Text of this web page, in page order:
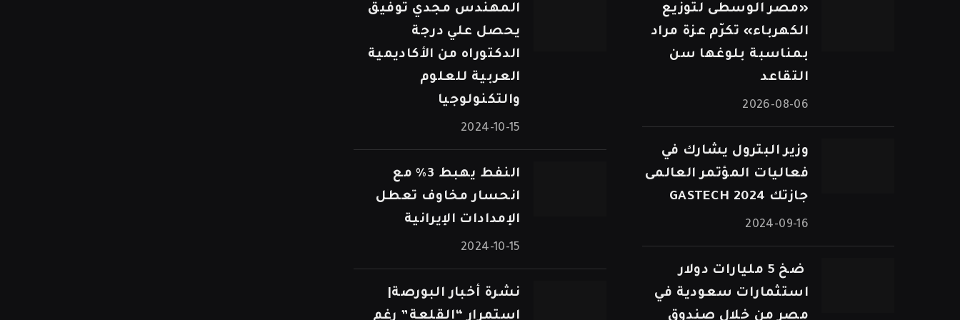
«مصر الوسطى لتوزيع
الكهرباء» تكرّم عزة مراد
بمناسبة بلوغها سن
التقاعد
2026-08-06
وزير البترول يشارك في
فعاليات المؤتمر العالمى
جازتك 2024 GASTECH
2024-09-16
⁠ ضخ 5 مليارات دولار
استثمارات سعودية في
مصر من خلال صندوق
المهندس مجدي توفيق
يحصل علي درجة
الدكتوراه من الأكاديمية
العربية للعلوم
والتكنولوجيا
2024-10-15
النفط يهبط 3% مع
انحسار مخاوف تعطل
الإمدادات الإيرانية
2024-10-15
نشرة أخبار البورصة|
استمرار “القلعة” رغم